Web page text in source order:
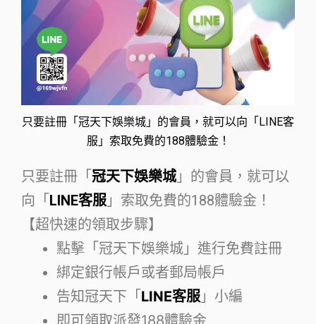
只要註冊「冠天下娛樂城」的會員，就可以向「LINE客
服」索取免費的188體驗金！
只要註冊「 冠天下娛樂城」的會員，就可以
向「 LINE客服 」索取免費的188體驗金！
【超快速的領取步驟】
點擊「冠天下娛樂城」進行免費註冊
綁定銀行帳戶或者郵局帳戶
告知冠天下「 LINE客服 」小編
即可領取派發188體驗金